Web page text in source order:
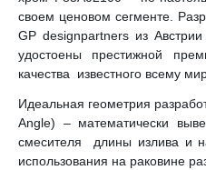
своем ценовом сегменте.
GP designpartners из
удостоены престижной
качества известного всему
Идеальная геометрия
Angle) – математически
смесителя длины излива и
использования на раковине